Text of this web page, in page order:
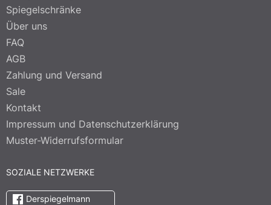
Spiegelschränke
Über uns
FAQ
AGB
Zahlung und Versand
Sale
Kontakt
Impressum und Datenschutzerklärung
Muster-Widerrufsformular
SOZIALE NETZWERKE
Derspiegelmann